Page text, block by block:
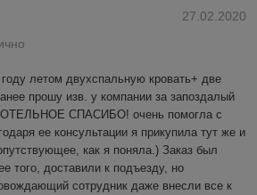
27.02.2020
летом двухспальную кровать+ две
прошу изв. у компании за запоздалый
ОТЕЛЬНОЕ СПАСИБО! очень помогла с
ее консультации я прикупила тут же и
как я поняла.) Заказ был
того, доставили к подъезду, но
сотрудник даже внесли все к